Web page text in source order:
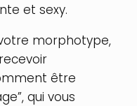
et sexy.
morphotype,
être
qui vous